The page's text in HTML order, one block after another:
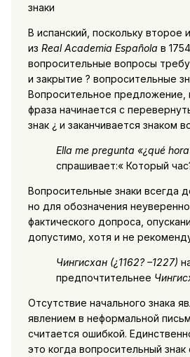
знаки
В испанский, поскольку второе
из Real Academia Española в
вопросительные вопросы
и закрытие ? вопросительные
Вопросительное предложение,
фраза начинается с
знак ¿ и заканчивается знаком
Ella me pregunta «¿qué
спрашивает:« Который
Вопросительные знаки всегда
но для обозначения
фактического допроса,
допустимо, хотя и не
Чингисхан (¿1162? –1227)
предпочтительнее
Отсутствие начального знака
явлением в неформальной
считается ошибкой.
это когда вопросительный